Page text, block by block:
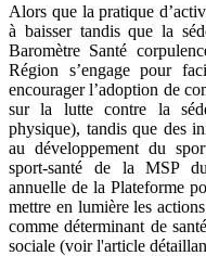
Alors que la pratique
à baisser tandis que la
Baromètre Santé
Région s’engage pour
encourager l’adoption de
sur la lutte contre la
physique), tandis que des
au développement du
sport-santé de la MSP
annuelle de la Plateforme
mettre en lumière les
comme déterminant de
sociale (voir l'article